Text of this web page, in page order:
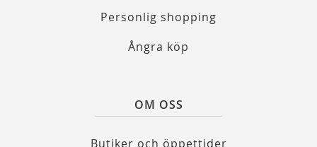
Personlig shopping
Ångra köp
OM OSS
Butiker och öppettider